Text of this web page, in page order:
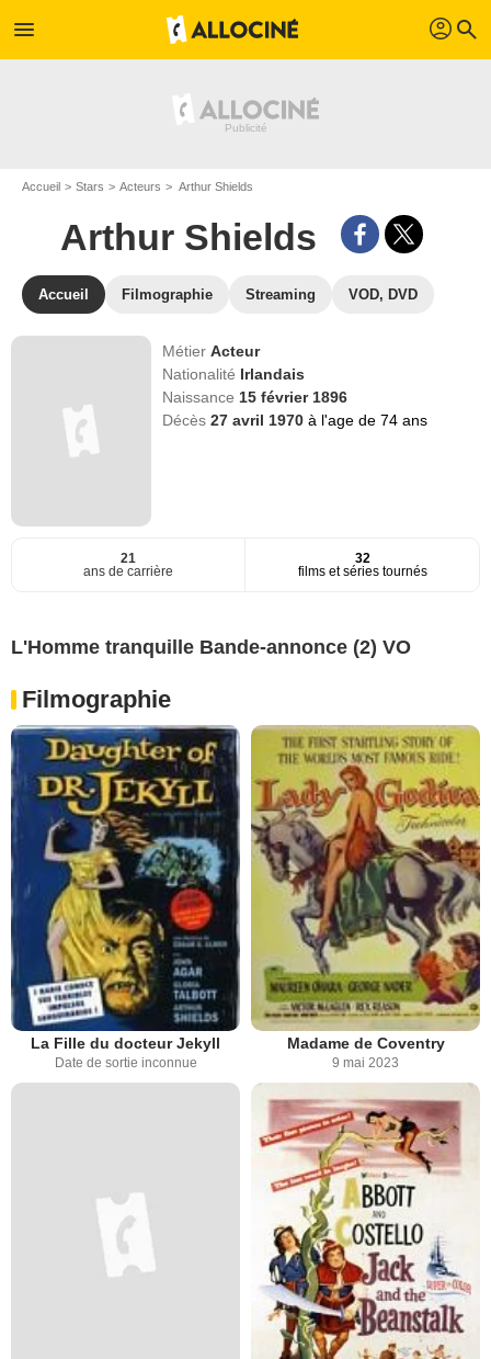
menu profil search
Accueil Stars Acteurs Arthur Shields
Arthur Shields
Accueil Filmographie Streaming VOD, DVD
MétierActeur
Nationalité Irlandais
Naissance 15 février 1896
Décès27 avril 1970à l'age de 74 ans
21
ans de carrière
32
films et séries tournés
L'Homme tranquille Bande-annonce (2) VO
Filmographie
La Fille du docteur Jekyll
Date de sortie inconnue
Madame de Coventry
9 mai 2023